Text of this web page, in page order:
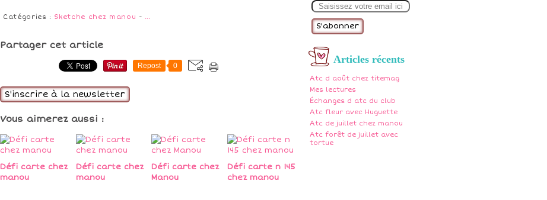
m
Articles récents
Atc d août chez titemag
Mes lectures
Échanges d atc du club
Atc fleur avec Huguette
Atc de juillet chez manou
Atc forêt de juillet avec
tortue
Catégories : Sketche chez manou - …
Partager cet article
Repost 0
S'inscrire à la newsletter
Vous aimerez aussi :
Défi carte chez
manou
Défi carte chez
manou
Défi carte chez
Manou
Défi carte n 145
chez manou